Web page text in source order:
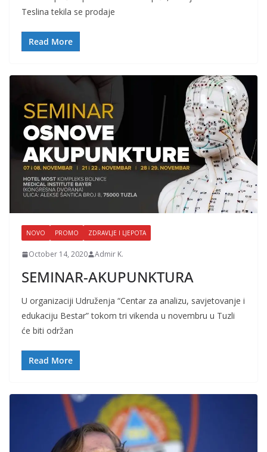
Teslina tekila se prodaje
Read More
NOVO PROMO ZDRAVLJE I LJEPOTA
October 14, 2020 Admir K.
SEMINAR-AKUPUNKTURA
U organizaciji Udruženja “Centar za analizu, savjetovanje i
edukaciju Bestar” tokom tri vikenda u novembru u Tuzli
će biti održan
Read More